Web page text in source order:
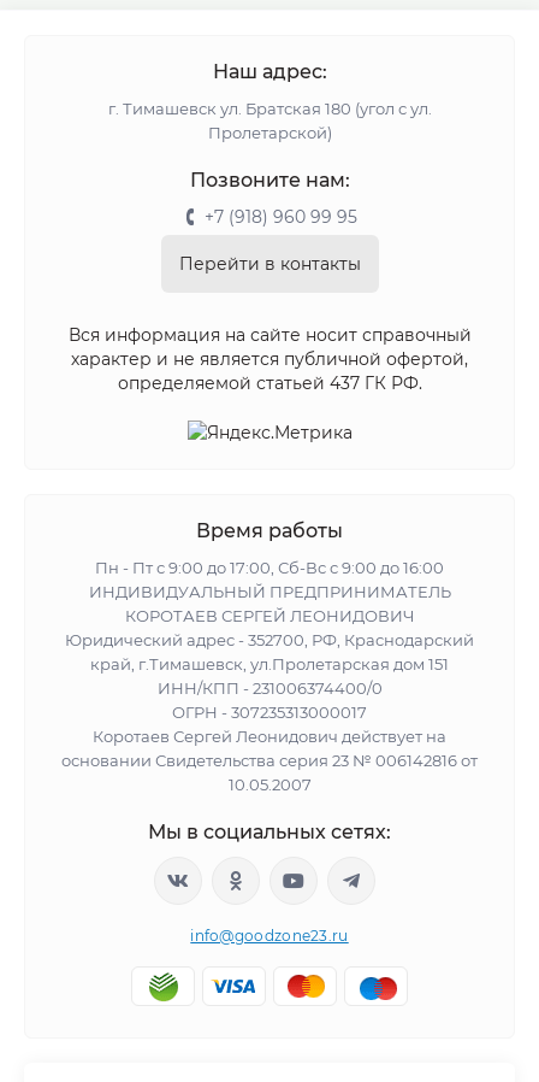
Наш адрес:
г. Тимашевск ул. Братская 180 (угол с ул.
Пролетарской)
Позвоните нам:
+7 (918) 960 99 95
Перейти в контакты
Вся информация на сайте носит справочный
характер и не является публичной офертой,
определяемой статьей 437 ГК РФ.
Время работы
Пн - Пт с 9:00 до 17:00, Сб-Вс с 9:00 до 16:00
ИНДИВИДУАЛЬНЫЙ ПРЕДПРИНИМАТЕЛЬ
КОРОТАЕВ СЕРГЕЙ ЛЕОНИДОВИЧ
Юридический адрес - 352700, РФ, Краснодарский
край, г.Тимашевск, ул.Пролетарская дом 151
ИНН/КПП - 231006374400/0
ОГРН - 307235313000017
Коротаев Сергей Леонидович действует на
основании Свидетельства серия 23 № 006142816 от
10.05.2007
Мы в социальных сетях:
info@goodzone23.ru